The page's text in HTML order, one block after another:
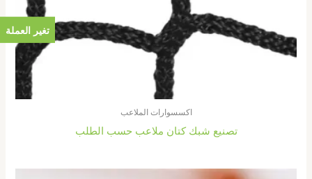
اكسسوارات الملاعب
تصنيع شبك كتان ملاعب حسب الطلب
تغير العملة